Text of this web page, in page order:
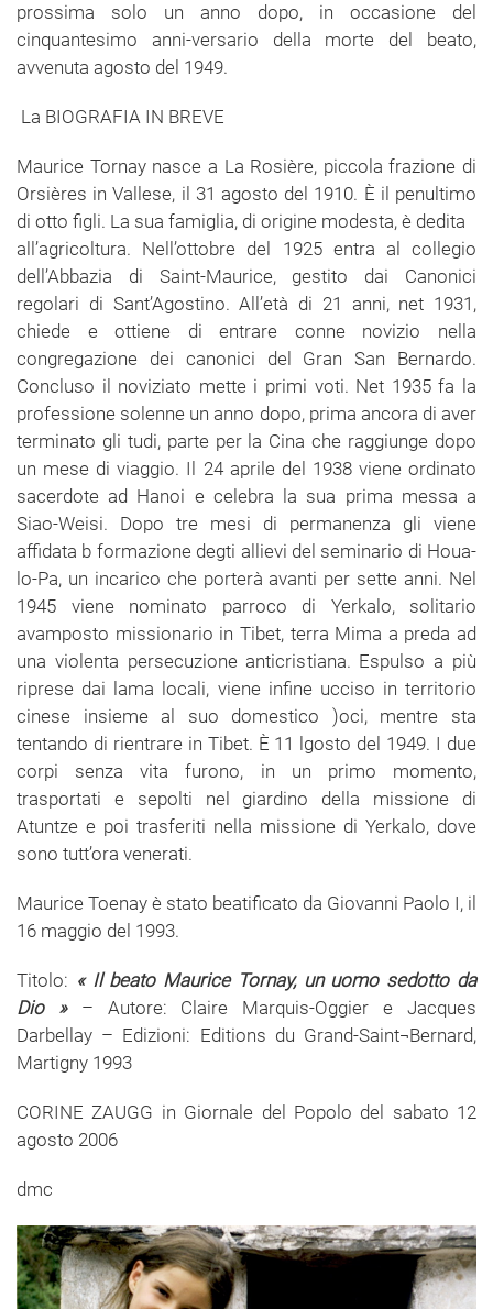
prossima solo un anno dopo, in occasione del
cinquantesimo anni-versario della morte del beato,
avvenuta agosto del 1949.
La BIOGRAFIA IN BREVE
Maurice Tornay nasce a La Rosière, piccola frazione di
Orsières in Vallese, il 31 agosto del 1910. È il penultimo
di otto figli. La sua famiglia, di origine modesta, è dedita
all’agricoltura. Nell’ottobre del 1925 entra al collegio
dell’Abbazia di Saint-Maurice, gestito dai Canonici
regolari di Sant’Agostino. All’età di 21 anni, net 1931,
chiede e ottiene di entrare conne novizio nella
congregazione dei canonici del Gran San Bernardo.
Concluso il noviziato mette i primi voti. Net 1935 fa la
professione solenne un anno dopo, prima ancora di aver
terminato gli tudi, parte per la Cina che raggiunge dopo
un mese di viaggio. Il 24 aprile del 1938 viene ordinato
sacerdote ad Hanoi e celebra la sua prima messa a
Siao-Weisi. Dopo tre mesi di permanenza gli viene
affidata b formazione degti allievi del seminario di Houa-
lo-Pa, un incarico che porterà avanti per sette anni. Nel
1945 viene nominato parroco di Yerkalo, solitario
avamposto missionario in Tibet, terra Mima a preda ad
una violenta persecuzione anticristiana. Espulso a più
riprese dai lama locali, viene infine ucciso in territorio
cinese insieme al suo domestico )oci, mentre sta
tentando di rientrare in Tibet. È 11 lgosto del 1949. I due
corpi senza vita furono, in un primo momento,
trasportati e sepolti nel giardino della missione di
Atuntze e poi trasferiti nella missione di Yerkalo, dove
sono tutt’ora venerati.
Maurice Toenay è stato beatificato da Giovanni Paolo I, il
16 maggio del 1993.
Titolo: « Il beato Maurice Tornay, un uomo sedotto da
Dio » – Autore: Claire Marquis-Oggier e Jacques
Darbellay – Edizioni: Editions du Grand-Saint¬Bernard,
Martigny 1993
CORINE ZAUGG in Giornale del Popolo del sabato 12
agosto 2006
dmc